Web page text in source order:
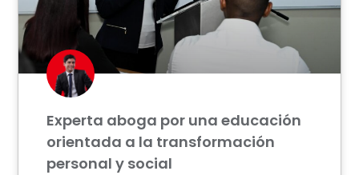
Experta aboga por una educación
orientada a la transformación
personal y social